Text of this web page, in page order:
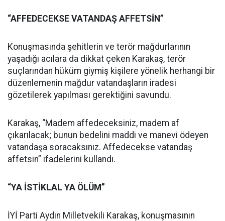
“AFFEDECEKSE VATANDAŞ AFFETSİN”
Konuşmasında şehitlerin ve terör mağdurlarının
yaşadığı acılara da dikkat çeken Karakaş, terör
suçlarından hüküm giymiş kişilere yönelik herhangi bir
düzenlemenin mağdur vatandaşların iradesi
gözetilerek yapılması gerektiğini savundu.
Karakaş, “Madem affedeceksiniz, madem af
çıkarılacak; bunun bedelini maddi ve manevi ödeyen
vatandaşa soracaksınız. Affedecekse vatandaş
affetsin” ifadelerini kullandı.
“YA İSTİKLAL YA ÖLÜM”
İYİ Parti Aydın Milletvekili Karakaş, konuşmasının